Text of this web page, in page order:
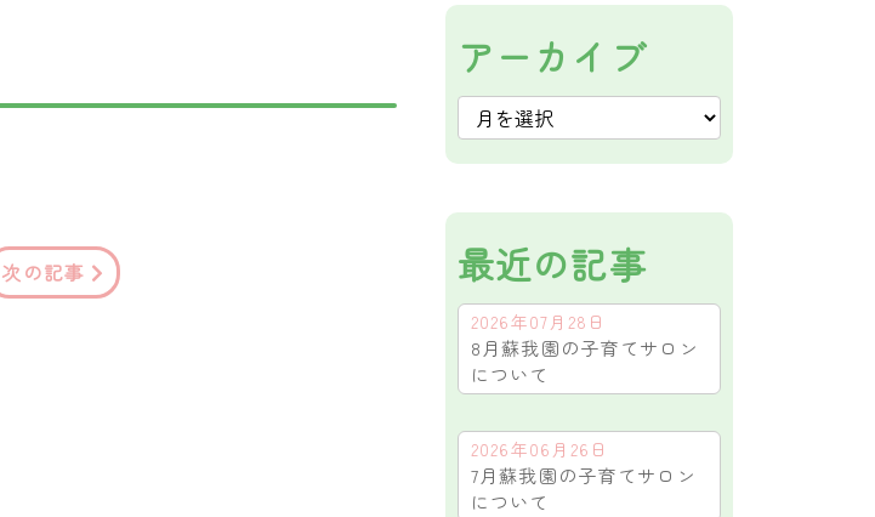
次の記事
アーカイブ
最近の記事
2026年07月28日
8月蘇我園の子育てサロン
について
2026年06月26日
7月蘇我園の子育てサロン
について